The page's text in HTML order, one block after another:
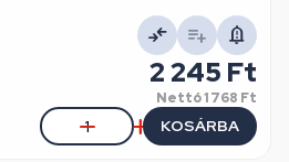
2 245 Ft
Nettó1 768 Ft
KOSÁRBA